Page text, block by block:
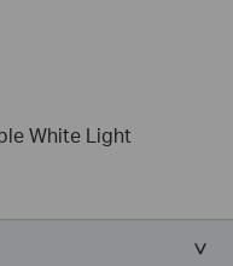
White Light